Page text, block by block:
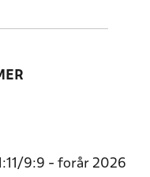
9:9 - forår 2026